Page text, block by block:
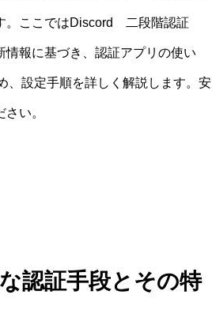
。ここではDiscord 二段階認証
報に基づき、認証アプリの使い
、設定手順を詳しく解説します。安
い。
認証手段とその特